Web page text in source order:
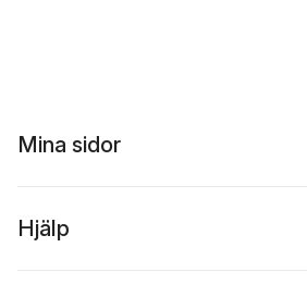
Mina sidor
Hjälp